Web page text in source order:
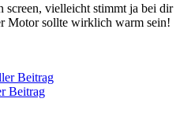
screen, vielleicht stimmt ja bei dir
Motor sollte wirklich warm sein!
Beitrag
Beitrag